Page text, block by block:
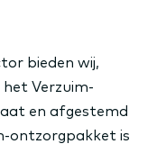
bieden wij,
het Verzuim-
en afgestemd
ontzorgpakket is